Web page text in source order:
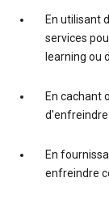
En utilisant
services
learning ou
En cachant
En
enfreindre